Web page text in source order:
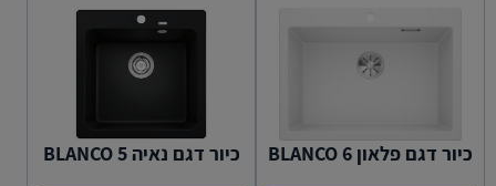
כיור דגם פלאון BLANCO 6 כיור דגם נאיה 5 BLANCO